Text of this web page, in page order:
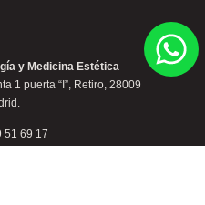
y Medicina Estética
1 puerta “I”, Retiro, 28009
51 69 17